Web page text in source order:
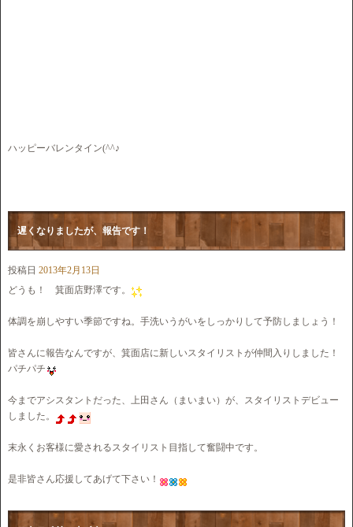
ハッピーバレンタイン(^^♪
遅くなりましたが、報告です！
投稿日 2013年2月13日
どうも！ 箕面店野澤です。
体調を崩しやすい季節ですね。手洗いうがいをしっかりして予防しましょう！
皆さんに報告なんですが、箕面店に新しいスタイリストが仲間入りしました！
パチパチ
今までアシスタントだった、上田さん（まいまい）が、スタイリストデビュー
しました。
末永くお客様に愛されるスタイリスト目指して奮闘中です。
是非皆さん応援してあげて下さい！